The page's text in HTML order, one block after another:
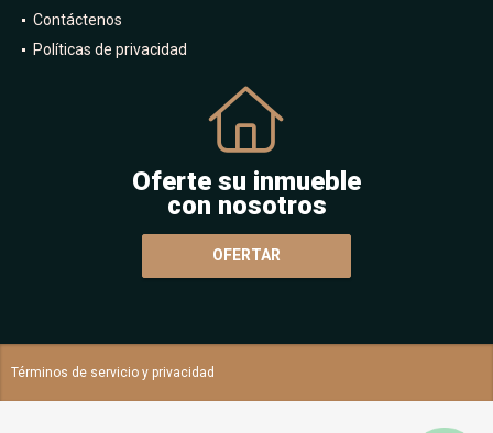
Contáctenos
Políticas de privacidad
Oferte su inmueble
con nosotros
OFERTAR
Términos de servicio y privacidad